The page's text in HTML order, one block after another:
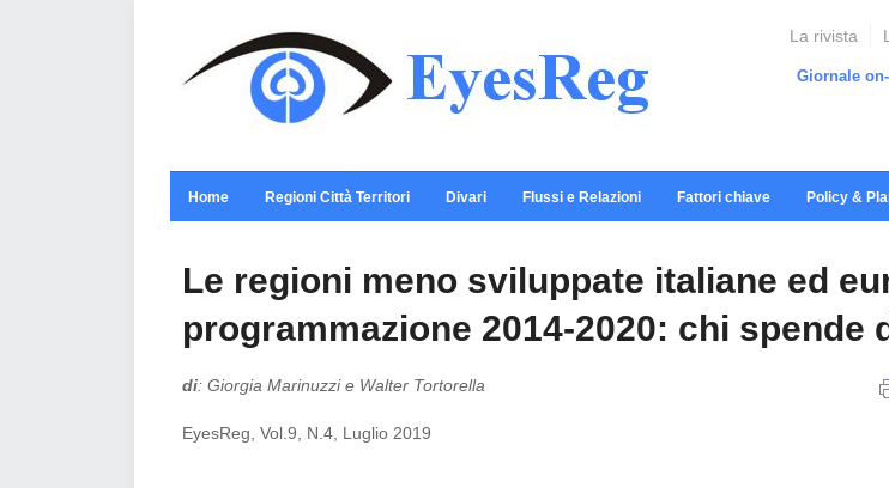
La rivista
Giornale
Home Regioni Città Territori Divari Flussi e Relazioni Fattori chiave Policy &
Le regioni meno sviluppate italiane ed
programmazione 2014-2020: chi spende
di: Giorgia Marinuzzi e Walter Tortorella
EyesReg, Vol.9, N.4, Luglio 2019